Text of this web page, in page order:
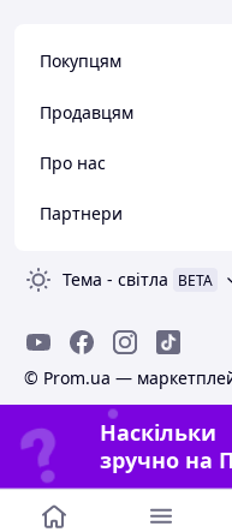
Покупцям
Продавцям
Про нас
Партнери
Тема - світла BETA
© Prom.ua —
Наскільки
зручно на